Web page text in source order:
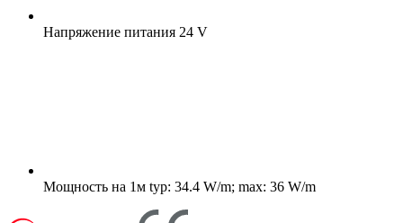
Напряжение питания 24 V
Мощность на 1м typ: 34.4 W/m; max: 36 W/m